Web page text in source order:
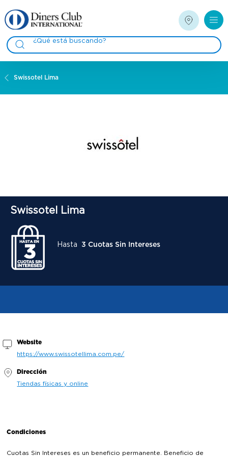
Swissotel Lima
Swissotel Lima
Hasta 3 Cuotas Sin Intereses
Website
https://www.swissotellima.com.pe/
Dirección
Tiendas físicas y online
Condiciones
Cuotas Sin Intereses es un beneficio permanente. Beneficio de